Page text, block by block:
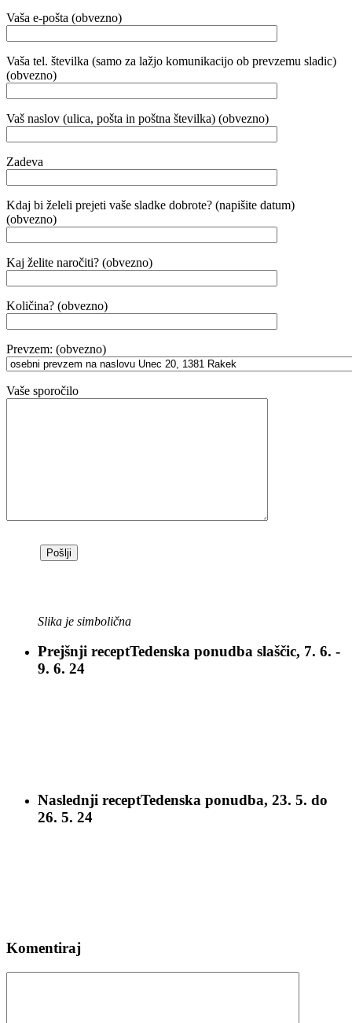
Vaša e-pošta (obvezno)
Vaša tel. številka (samo za lažjo komunikacijo ob prevzemu sladic)
(obvezno)
Vaš naslov (ulica, pošta in poštna številka) (obvezno)
Zadeva
Kdaj bi želeli prejeti vaše sladke dobrote? (napišite datum)
(obvezno)
Kaj želite naročiti? (obvezno)
Količina? (obvezno)
Prevzem: (obvezno)
Vaše sporočilo
Slika je simbolična
Prejšnji receptTedenska ponudba slaščic, 7. 6. -
9. 6. 24
Naslednji receptTedenska ponudba, 23. 5. do
26. 5. 24
Komentiraj